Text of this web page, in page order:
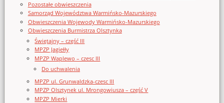
Pozostałe obwieszczenia
Samorząd Województwa Warmińsko-Mazurskiego
Obwieszczenia Wojewody Warmińsko-Mazurskiego
Obwieszczenia Burmistrza Olsztynka
Świętajny – część III
MPZP Jagiełły
MPZP Waplewo – czesc III
Do uchwalenia
MPZP ul. Grunwaldzka-czesc III
MPZP Olsztynek ul. Mrongowiusza – część V
MPZP Mierki